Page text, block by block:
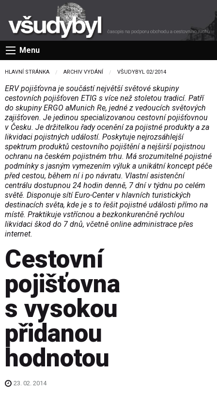
Menu
HLAVNÍ STRÁNKA ARCHIV VYDÁNÍ VŠUDYBYL 02/2014
ERV pojišťovna je součástí největší světové skupiny
cestovních pojišťoven ETIG s více než stoletou tradicí. Patří
do skupiny ERGO aMunich Re, jedné z vedoucích světových
zajišťoven. Je jedinou specializovanou cestovní pojišťovnou
v Česku. Je držitelkou řady ocenění za pojistné produkty a za
likvidaci pojistných událostí. Poskytuje nejrozsáhlejší
spektrum produktů cestovního pojištění a nejširší pojistnou
ochranu na českém pojistném trhu. Má srozumitelné pojistné
podmínky s jasným vymezením výluk a unikátní koncept péče
před cestou, během ní i po návratu. Vlastní asistenční
centrálu dostupnou 24 hodin denně, 7 dní v týdnu po celém
světě. Disponuje sítí Euro-Center v hlavních turistických
destinacích světa, kde je s to řešit pojistné události přímo na
místě. Praktikuje vstřícnou a bezkonkurenčně rychlou
likvidaci škod do 7 dnů, včetně online administrace přes
internet.
Cestovní
pojišťovna
s vysokou
přidanou
hodnotou
23. 02. 2014